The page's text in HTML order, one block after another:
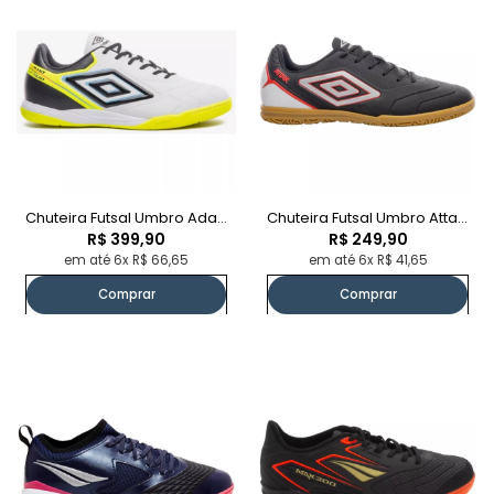
Chuteira Futsal Umbro Adamant Master
R$ 399,90
em até 6x R$ 66,65
Comprar
Chuteira Futsal Umbro Attak Iii
R$ 249,90
em até 6x R$ 41,65
Comprar